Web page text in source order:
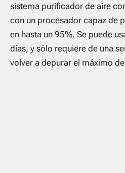
sistema purificador de aire
con un procesador capaz de
en hasta un 95%. Se puede
días, y sólo requiere de una
volver a depurar el máximo